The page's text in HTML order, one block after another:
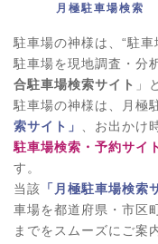
月極駐車場検索
駐車場の神様は、“駐
駐車場を現地調査・分
合駐車場検索サイト 」
駐車場の神様は、月極
索サイト」
、お出かけ
駐車場検索・予約サイ
す。
当該 「月極駐車場検索
車場を都道府県・市区
までをスムーズにご案